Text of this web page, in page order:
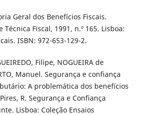
Geral dos Benefícios Fiscais.
Técnica Fiscal, 1991, n.º 165. Lisboa:
ISBN: 972-653-129-2.
Filipe, NOGUEIRA de
Manuel. Segurança e confiança
A problemática dos benefícios
R. Segurança e Confiança
Lisboa: Coleção Ensaios